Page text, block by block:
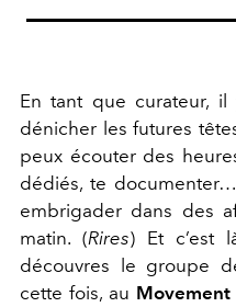
En tant que curateur,
dénicher les futures
peux écouter des
dédiés, te
embrigader dans des
matin. (Rires) Et c’est
découvres le groupe
cette fois, au Movement